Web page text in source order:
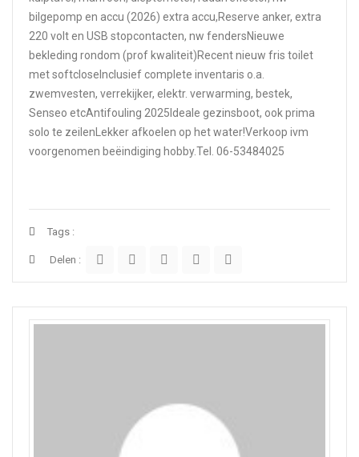
bilgepomp en accu (2026) extra accu,Reserve anker, extra
220 volt en USB stopcontacten, nw fendersNieuwe
bekleding rondom (prof kwaliteit)Recent nieuw fris toilet
met softcloseInclusief complete inventaris o.a.
zwemvesten, verrekijker, elektr. verwarming, bestek,
Senseo etcAntifouling 2025Ideale gezinsboot, ook prima
solo te zeilenLekker afkoelen op het water!Verkoop ivm
voorgenomen beëindiging hobby.Tel. 06-53484025
Tags :
Delen :